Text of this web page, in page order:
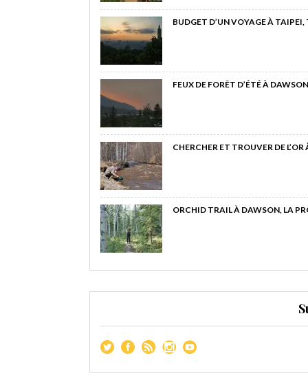
BUDGET D’UN VOYAGE À
FEUX DE FORÊT D’ÉTÉ À
CHERCHER ET TROUVER DE
ORCHID TRAIL À DAWSON, LA